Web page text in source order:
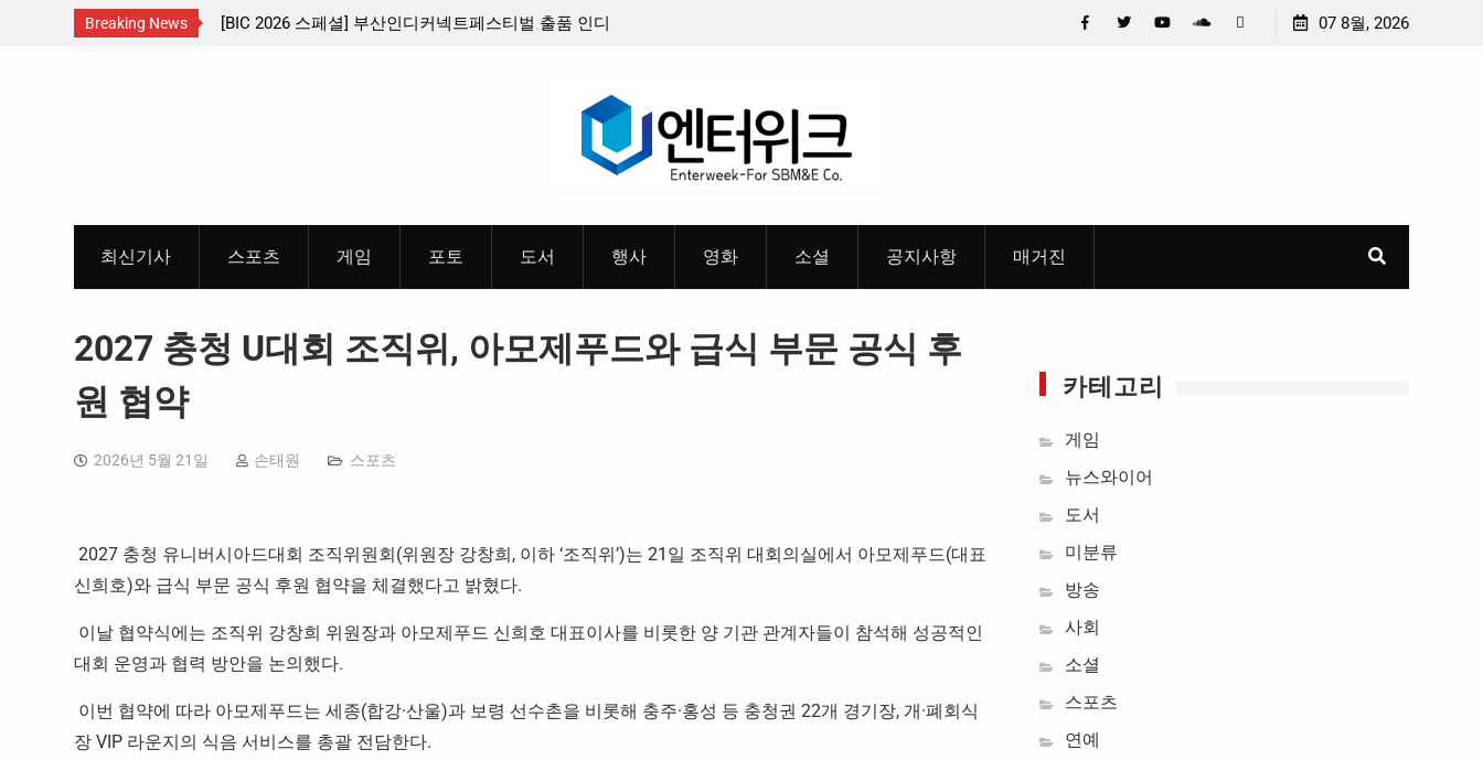
Breaking News
도권 서남부 교통
[BIC 2026 스페셜] 부산인디커넥트페스티벌 출품 인디
판타지 케이팝 애니메이션 ‘고스트밴드’ 8월 26일(수)
충청 청소년이 만든 U대회 홍보 영상…최종 6편 선정
07 8월, 2026
최신기사 스포츠 게임 포토 도서 행사 영화 소셜 공지사항 매거진
2027 충청 U대회 조직위, 아모제푸드와 급식 부문 공식 후
원 협약
2026년 5월 21일 손태원 스포츠
2027 충청 유니버시아드대회 조직위원회(위원장 강창희, 이하 ‘조직위’)는 21 일 조직위 대회의실에서 아모제푸드(대표
신희호)와 급식 부문 공식 후원 협약을 체결했다고 밝혔다.
이날 협약식에는 조직위 강창희 위원장과 아모제푸드 신희호 대표이사를 비롯한 양 기관 관계자들이 참석해 성공적인
대회 운영과 협력 방안을 논의했다.
이번 협약에 따라 아모제푸드는 세종(합강·산울)과 보령 선수촌을 비롯해 충주·홍성 등 충청권 22개 경기장, 개·폐회식
장 VIP 라운지의 식음 서비스를 총괄 전담한다.
카테고리
게임
뉴스와이어
도서
미분류
방송
사회
소셜
스포츠
연예